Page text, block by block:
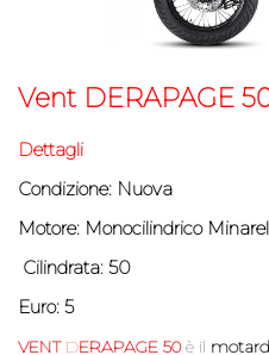
Vent DERAPAGE
Dettagli
Condizione: Nuova
Motore: Monocilindrico
Cilindrata: 50
Euro: 5
VENTDERAPAGE 50 è il motard